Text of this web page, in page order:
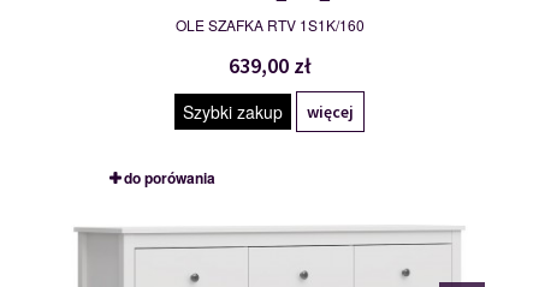
OLE SZAFKA RTV 1S1K/160
639,00 zł
Szybki zakup więcej
do porówania
MSBP-095-KOM_3D3S-011-01
117538